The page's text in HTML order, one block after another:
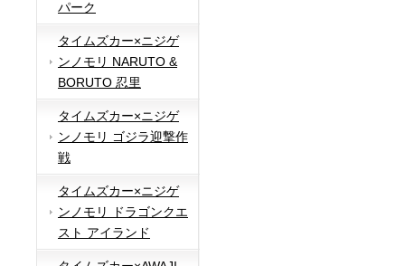
パーク
タイムズカー×ニジゲ
ンノモリ NARUTO &
BORUTO 忍里
タイムズカー×ニジゲ
ンノモリ ゴジラ迎撃作
戦
タイムズカー×ニジゲ
ンノモリ ドラゴンクエ
スト アイランド